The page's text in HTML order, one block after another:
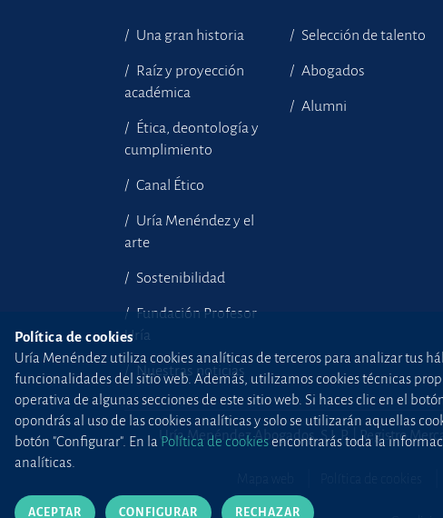
Una gran historia
Raíz y proyección
académica
Ética, deontología y
cumplimiento
Canal Ético
Uría Menéndez y el
arte
Sostenibilidad
Fundación Profesor
Uría
Nuestras noticias
Selección de talento
Abogados
Alumni
Uría Menéndez Abogados, S.L.P. | Registro
Política de cookies
Uría Menéndez utiliza cookies analíticas de terceros para analizar tus
funcionalidades del sitio web. Además, utilizamos cookies técnicas
operativa de algunas secciones de este sitio web. Si haces clic en el
opondrás al uso de las cookies analíticas y solo se utilizarán aquellas
botón "Configurar". En la Política de cookiesencontrarás toda la
analíticas.
ACEPTAR CONFIGURAR RECHAZAR